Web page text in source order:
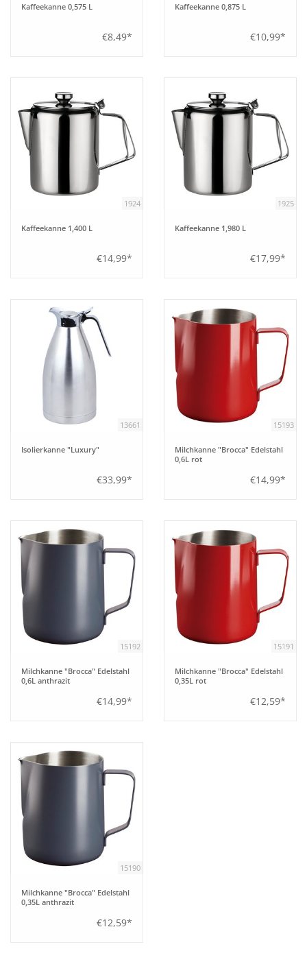
Kaffeekanne 0,575 L
€8,49*
Kaffeekanne 0,875 L
€10,99*
1924
Kaffeekanne 1,400 L
€14,99*
1925
Kaffeekanne 1,980 L
€17,99*
13661
Isolierkanne "Luxury"
€33,99*
15193
Milchkanne "Brocca" Edelstahl
0,6L rot
€14,99*
15192
Milchkanne "Brocca" Edelstahl
0,6L anthrazit
€14,99*
15191
Milchkanne "Brocca" Edelstahl
0,35L rot
€12,59*
15190
Milchkanne "Brocca" Edelstahl
0,35L anthrazit
€12,59*